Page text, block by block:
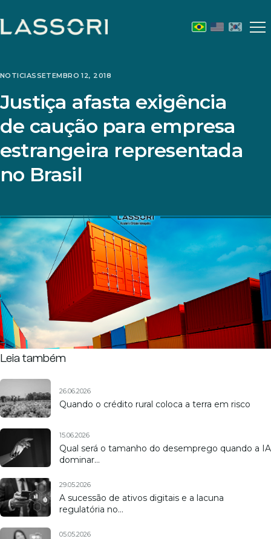
NOTICIASSETEMBRO 12, 2018
Justiça afasta exigência
de caução para empresa
estrangeira representada
no Brasil
Leia também
26.06.2026
Quando o crédito rural coloca a terra em risco
15.06.2026
Qual será o tamanho do desemprego quando a IA
dominar…
29.05.2026
A sucessão de ativos digitais e a lacuna
regulatória no…
05.05.2026